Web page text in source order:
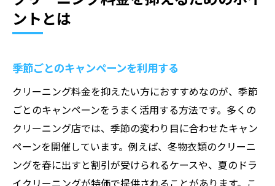
ントとは
季節ごとのキャンペーンを利用する
クリーニング料金を抑えたい方におすすめなのが、季節
ごとのキャンペーンをうまく活用する方法です。多くの
クリーニング店では、季節の変わり目に合わせたキャン
ペーンを開催しています。例えば、冬物衣類のクリーニ
ングを春に出すと割引が受けられるケースや、夏のドラ
イクリーニングが特価で提供されることがあります。こ